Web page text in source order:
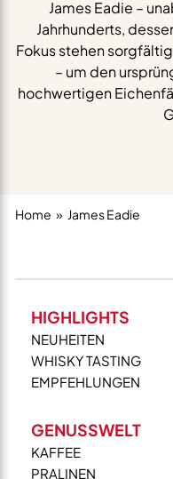
James Eadie –
Jahrhunderts,
Fokus stehen
– um den
hochwertigen
Home James Eadie
HIGHLIGHTS
NEUHEITEN
WHISKY TASTING
EMPFEHLUNGEN
GENUSSWELT
KAFFEE
PRALINEN